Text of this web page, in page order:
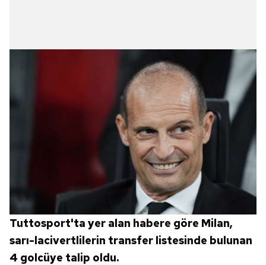
Tuttosport'ta yer alan habere göre Milan,
sarı-lacivertlilerin transfer listesinde bulunan
4 golcüye talip oldu.